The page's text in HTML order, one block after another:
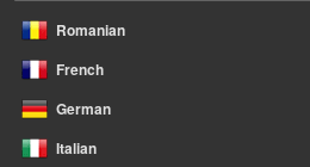
Romanian
French
German
Italian